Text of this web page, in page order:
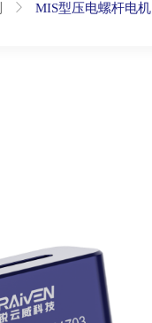
ꁕ MIS型压电螺杆电机